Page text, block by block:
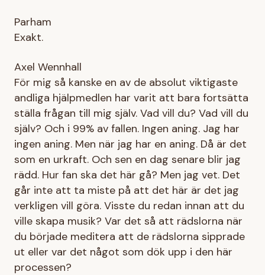
Parham
Exakt.
Axel Wennhall
För mig så kanske en av de absolut viktigaste
andliga hjälpmedlen har varit att bara fortsätta
ställa frågan till mig själv. Vad vill du? Vad vill du
själv? Och i 99% av fallen. Ingen aning. Jag har
ingen aning. Men när jag har en aning. Då är det
som en urkraft. Och sen en dag senare blir jag
rädd. Hur fan ska det här gå? Men jag vet. Det
går inte att ta miste på att det här är det jag
verkligen vill göra. Visste du redan innan att du
ville skapa musik? Var det så att rädslorna när
du började meditera att de rädslorna sipprade
ut eller var det något som dök upp i den här
processen?